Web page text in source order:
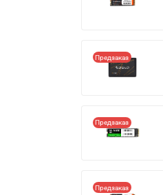
Предзаказ
Предзаказ
Предзаказ